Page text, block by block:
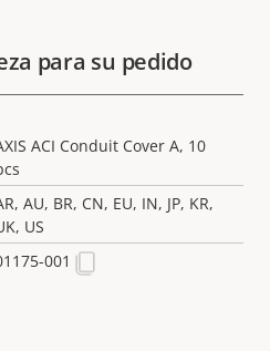
para su pedido
ACI Conduit Cover A, 10
AU, BR, CN, EU, IN, JP, KR,
US
001